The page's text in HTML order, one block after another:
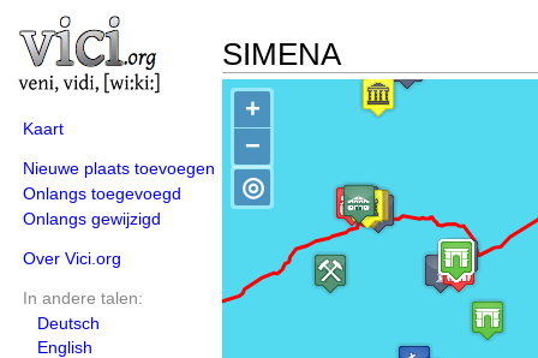
Kaart
Nieuwe plaats toevoegen
Onlangs toegevoegd
Onlangs gewijzigd
Over Vici.org
In andere talen:
Deutsch
English
SIMENA
+
−
◎